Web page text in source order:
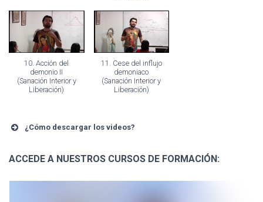
10. Acción del
demonio II
(Sanación Interior y
Liberación)
11. Cese del influjo
demoniaco
(Sanación Interior y
Liberación)
¿Cómo descargar los videos?
ACCEDE A NUESTROS CURSOS DE FORMACIÓN: